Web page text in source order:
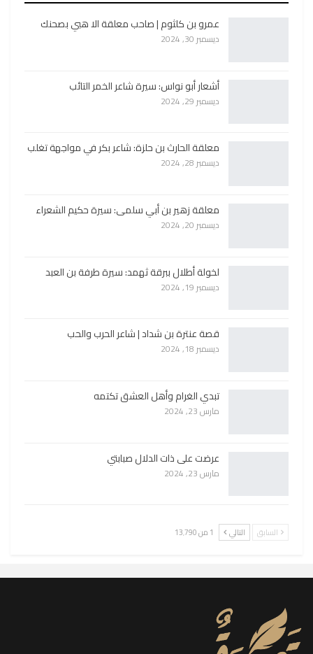
عمرو بن كلثوم | صاحب معلقة الا هبي بصحنك
ديسمبر 30, 2024
أشعار أبو نواس: سيرة شاعر الخمر التائب
ديسمبر 29, 2024
معلقة الحارث بن حلزة: شاعر بكر في مواجهة تغلب
ديسمبر 28, 2024
معلقة زهير بن أبي سلمى: سيرة حكيم الشعراء
ديسمبر 20, 2024
لخولة أطلال ببرقة ثهمد: سيرة طرفة بن العبد
ديسمبر 19, 2024
قصة عنترة بن شداد | شاعر الحرب والحب
ديسمبر 18, 2024
تبدي الغرام وأهل العشق تكتمه
مارس 23, 2024
عرضت على ذات الدلال صبابتي
مارس 23, 2024
السابق التالي 1 من 13٬790